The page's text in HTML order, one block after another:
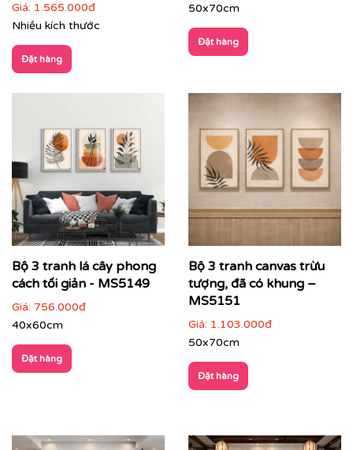
Giá: 1.565.000đ
Nhiều kích thước
Đặt hàng
50x70cm
Đặt hàng
Bộ 3 tranh lá cây phong
cách tối giản - MS5149
Giá: 756.000đ
40x60cm
Đặt hàng
Bộ 3 tranh canvas trừu
tượng, đã có khung –
MS5151
Giá: 1.103.000đ
50x70cm
Đặt hàng